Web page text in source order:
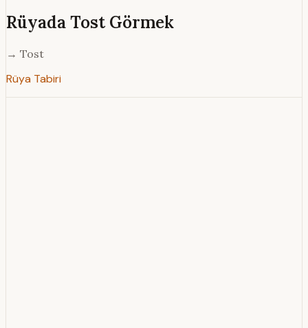
Rüyada Tost Görmek
→ Tost
Rüya Tabiri